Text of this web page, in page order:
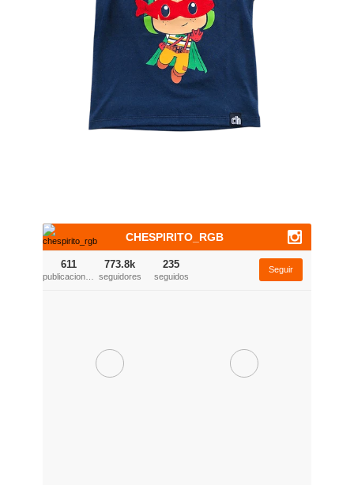
CHESPIRITO_RGB
611 773.8k
seguidores
235
seguidos
Seguir